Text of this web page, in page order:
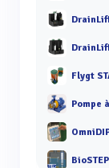
Flygt
Pompe